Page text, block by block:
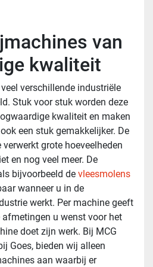
van
kwaliteit
verschillende industriële
Stuk voor stuk worden deze
kwaliteit en maken
een stuk gemakkelijker. De
grote hoeveelheden
en nog veel meer. De
bijvoorbeeld de vleesmolens
wanneer u in de
werkt. Per machine geeft
u wenst voor het
doet zijn werk. Bij MCG
Goes, bieden wij alleen
aan waarbij er